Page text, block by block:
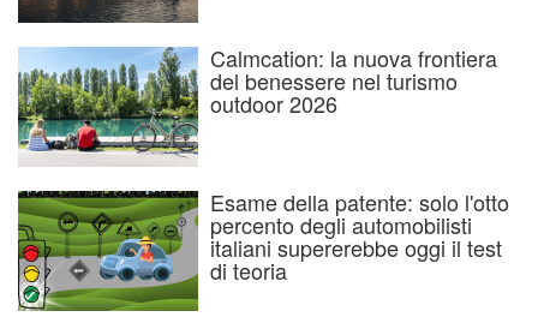
Calmcation: la nuova frontiera
del benessere nel turismo
outdoor 2026
Esame della patente: solo l'otto
percento degli automobilisti
italiani supererebbe oggi il test
di teoria